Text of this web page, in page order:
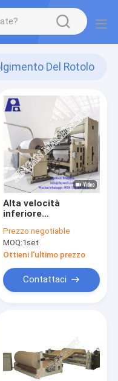
Del Rotolo
Alta velocità
inferiore
che fende la
macchina di
riavvolgimento
Prezzo:negotiable
MOQ:1set
Ottieni l'ultimo prezzo
Contattaci